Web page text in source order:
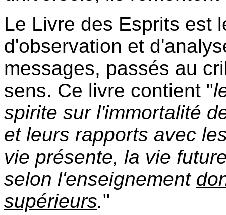
Le Livre des Esprits est
d'observation et
messages, passés au
sens. Ce livre contient "
spirite sur l'immortalité
et leurs rapports avec
vie présente, la vie
selon l'enseignement
supérieurs."